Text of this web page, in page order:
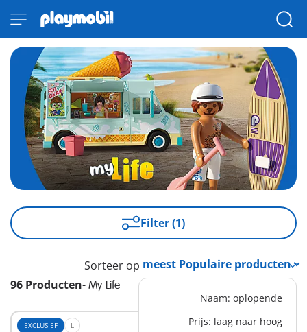
Filter (1)
96 Producten- My Life
Sorteer op
Naam: oplopende
Prijs: laag naar hoog
EXCLUSIEF L EXCLUSIEF L